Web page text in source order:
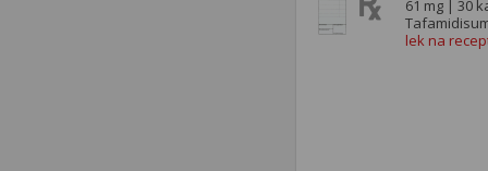
61 mg | 30
lek na